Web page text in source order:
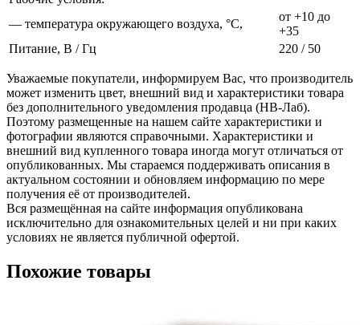
— температура окружающего воздуха, °С,
от +10 до
+35
Питание, В / Гц
220 / 50
Уважаемые покупатели, информируем Вас, что производитель
может изменить цвет, внешний вид и характеристики товара
без дополнительного уведомления продавца (НВ-Лаб).
Поэтому размещенные на нашем сайте характеристики и
фотографии являются справочными. Характеристики и
внешний вид купленного товара иногда могут отличаться от
опубликованных. Мы стараемся поддерживать описания в
актуальном состоянии и обновляем информацию по мере
получения её от производителей.
Вся размещённая на сайте информация опубликована
исключительно для ознакомительных целей и ни при каких
условиях не является публичной офертой.
Похожие товары